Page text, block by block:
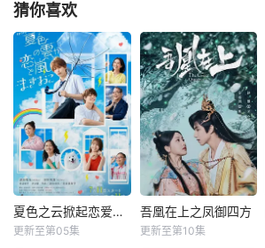
猜你喜欢
夏色之云掀起恋爱与风暴
更新至第05集
吾凰在上之凤御四方
更新至第10集